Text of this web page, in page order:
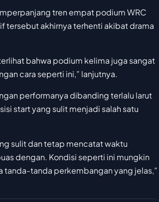
tren empat podium WRC
tersebut akhirnya terhenti akibat drama
bahwa podium kelima juga sangat
cara seperti ini,” lanjutnya.
performanya dibanding terlalu larut
start yang sulit menjadi salah satu
sulit dan tetap mencatat waktu
dengan. Kondisi seperti ini mungkin
tanda-tanda perkembangan yang jelas,”